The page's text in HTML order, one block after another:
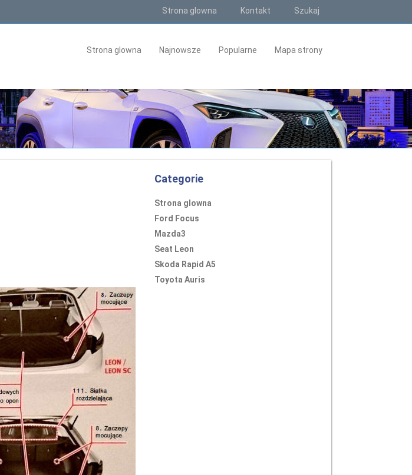
Strona glowna Kontakt Szukaj
Strona glowna Najnowsze Popularne Mapa strony
Categorie
Strona glowna
Ford Focus
Mazda3
Seat Leon
Skoda Rapid A5
Toyota Auris